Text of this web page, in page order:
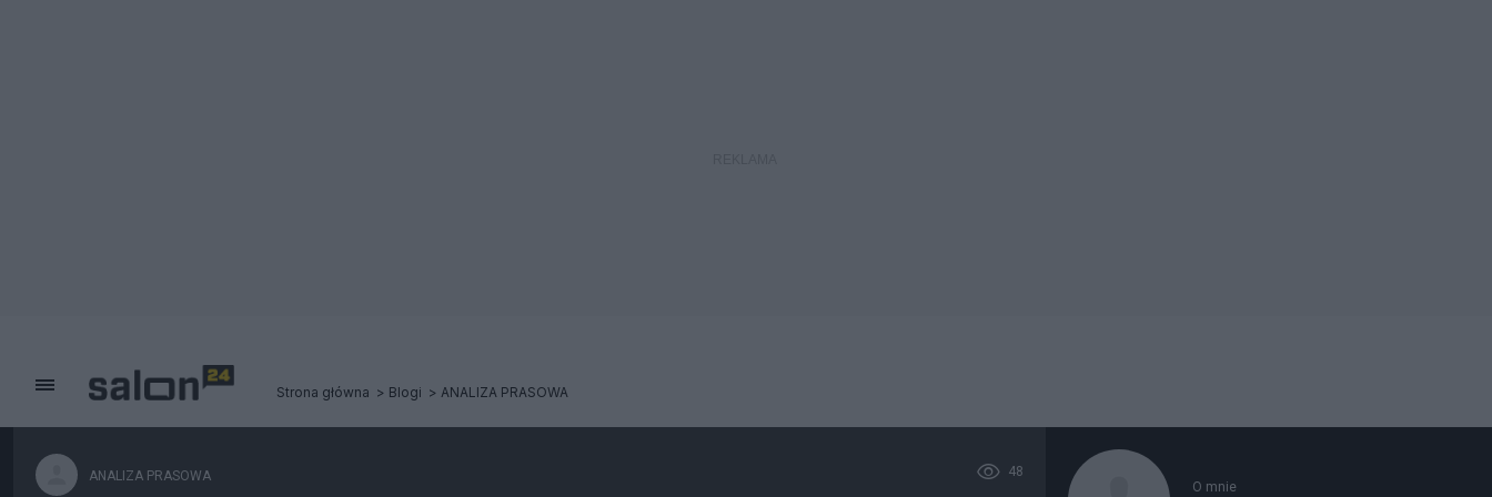
Strona główna Blogi ANALIZA PRASOWA
ANALIZA PRASOWA 48
O mnie